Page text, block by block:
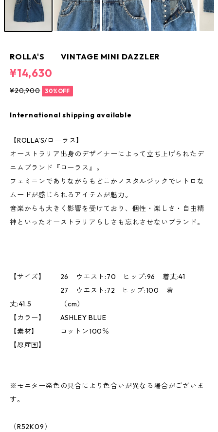
ROLLA'S VINTAGE MINI DAZZLER
¥14,630
¥20,900 30%OFF
International shipping available
【ROLLA'S/ローラス】
オーストラリア出身のデザイナーによって立ち上げられたデ
ニムブランド『ローラス』。
フェミニンでありながらもどこかノスタルジックでレトロな
ムードが感じられるアイテムが魅力。
音楽からも大きく影響を受けており、個性・楽しさ・自由精
神といったオーストラリアらしさも忘れさせないブランド。
【サイズ】 26 ウエスト:70 ヒップ:96 着丈:41
27 ウエスト:72 ヒップ:100 着
丈:41.5 （cm）
【カラー】 ASHLEY BLUE
【素材】 コットン100％
【原産国】
※モニター発色の具合により色合いが異なる場合がございま
す。
（R52K09）